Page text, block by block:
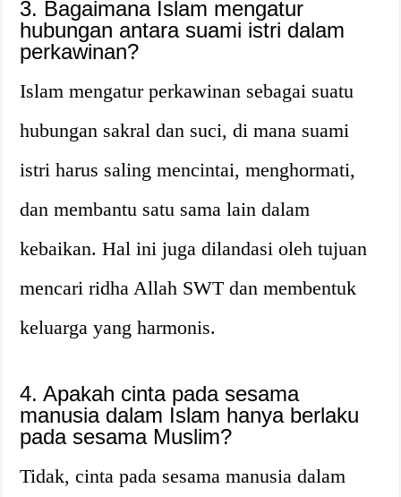
3. Bagaimana Islam mengatur
hubungan antara suami istri dalam
perkawinan?
Islam mengatur perkawinan sebagai suatu
hubungan sakral dan suci, di mana suami
istri harus saling mencintai, menghormati,
dan membantu satu sama lain dalam
kebaikan. Hal ini juga dilandasi oleh tujuan
mencari ridha Allah SWT dan membentuk
keluarga yang harmonis.
4. Apakah cinta pada sesama
manusia dalam Islam hanya berlaku
pada sesama Muslim?
Tidak, cinta pada sesama manusia dalam